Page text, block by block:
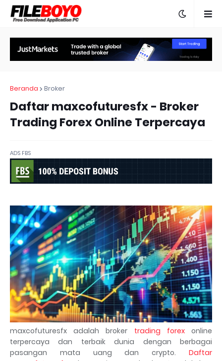
Beranda Broker
Daftar maxcofuturesfx - Broker
Trading Forex Online Terpercaya
ADS FBS
maxcofuturesfx adalah broker trading forexonline
terpercaya dan terbaik dunia dengan berbagai
pasangan mata uang dan crypto. Daftar